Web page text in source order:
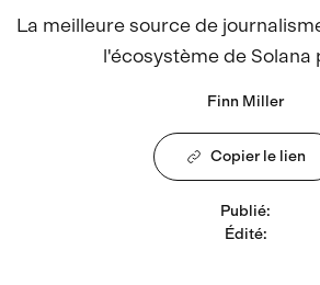
La meilleure source de
l'écosystème de Solana
Finn Miller
Copier le lien
Publié:
Édité: